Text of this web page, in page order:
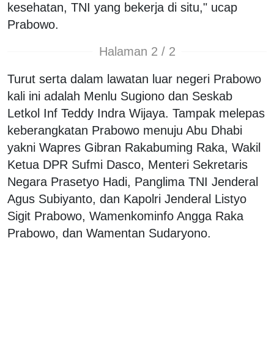
kesehatan, TNI yang bekerja di situ," ucap
Prabowo.
Halaman 2 / 2
Turut serta dalam lawatan luar negeri Prabowo
kali ini adalah Menlu Sugiono dan Seskab
Letkol Inf Teddy Indra Wijaya. Tampak melepas
keberangkatan Prabowo menuju Abu Dhabi
yakni Wapres Gibran Rakabuming Raka, Wakil
Ketua DPR Sufmi Dasco, Menteri Sekretaris
Negara Prasetyo Hadi, Panglima TNI Jenderal
Agus Subiyanto, dan Kapolri Jenderal Listyo
Sigit Prabowo, Wamenkominfo Angga Raka
Prabowo, dan Wamentan Sudaryono.